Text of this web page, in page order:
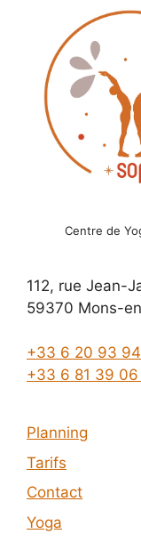
Centre de
112, rue Jean-
59370 Mons-
+33 6 20 93
+33 6 81 39 06
Planning
Tarifs
Contact
Yoga